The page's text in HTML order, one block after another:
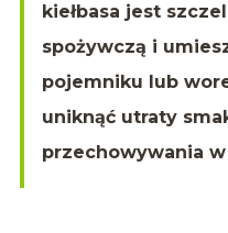
kiełbasa jest
spożywczą i
pojemniku lub
uniknąć utraty
przechowywania